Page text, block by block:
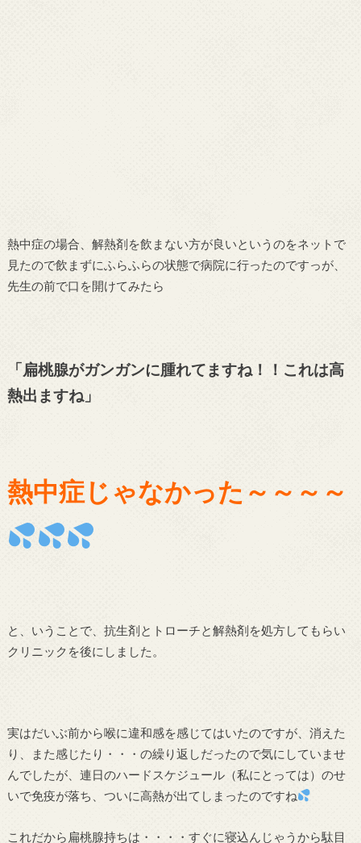
熱中症の場合、解熱剤を飲まない方が良いというのをネットで
見たので飲まずにふらふらの状態で病院に行ったのですっが、
先生の前で口を開けてみたら
「扁桃腺がガンガンに腫れてますね！！これは高
熱出ますね」
熱中症じゃなかった～～～～
と、いうことで、抗生剤とトローチと解熱剤を処方してもらい
クリニックを後にしました。
実はだいぶ前から喉に違和感を感じてはいたのですが、消えた
り、また感じたり・・・の繰り返しだったので気にしていませ
んでしたが、連日のハードスケジュール（私にとっては）のせ
いで免疫が落ち、ついに高熱が出てしまったのですね
これだから扁桃腺持ちは・・・・すぐに寝込んじゃうから駄目